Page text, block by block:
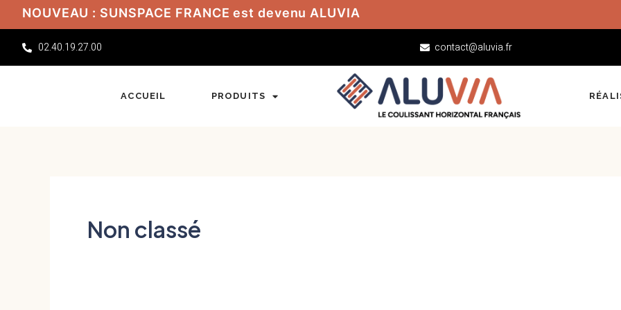
Aller
au
contenu
NOUVEAU : SUNSPACE FRANCE est devenu ALUVIA
02.40.19.27.00 contact@aluvia.fr
ACCUEIL PRODUITS
Non classé